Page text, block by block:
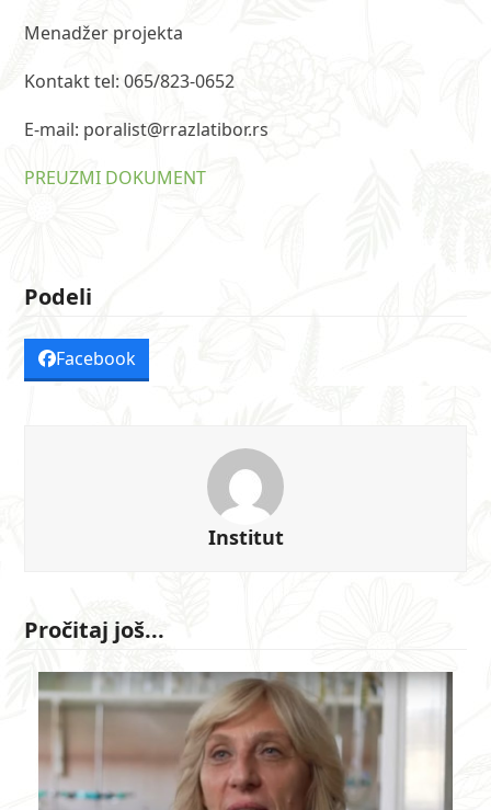
Menadžer projekta
Kontakt tel: 065/823-0652
E-mail: poralist@rrazlatibor.rs
PREUZMI DOKUMENT
Podeli
Facebook
Institut
Pročitaj još...